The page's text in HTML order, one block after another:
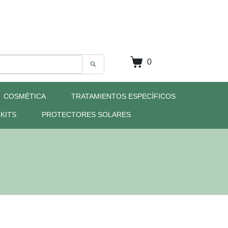
0
COSMÉTICA TRATAMIENTOS ESPECÍFICOS
KITS PROTECTORES SOLARES